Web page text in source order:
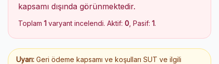
kapsamı dışında görünmektedir.
Toplam 1 varyant incelendi. Aktif: 0 , Pasif: 1.
Uyarı: Geri ödeme kapsamı ve koşulları SUT ve ilgili